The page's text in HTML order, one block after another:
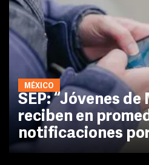
MÉXICO
SEP: “Jóvenes de
reciben en
notificaciones